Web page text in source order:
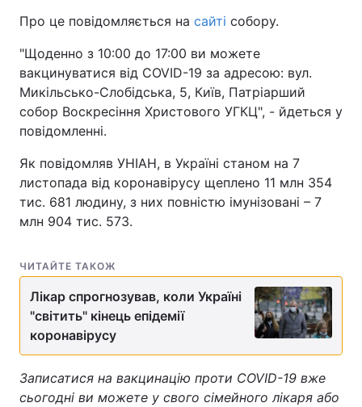
Про це повідомляється на сайті собору.
"Щоденно з 10:00 до 17:00 ви можете
вакцинуватися від COVID-19 за адресою: вул.
Микільсько-Слобідська, 5, Київ, Патріарший
собор Воскресіння Христового УГКЦ", - йдеться у
повідомленні.
Як повідомляв УНІАН, в Україні станом на 7
листопада від коронавірусу щеплено 11 млн 354
тис. 681 людину, з них повністю імунізовані – 7
млн 904 тис. 573.
ЧИТАЙТЕ ТАКОЖ
Лікар спрогнозував, коли Україні
"світить" кінець епідемії
коронавірусу
Записатися на вакцинацію проти COVID-19 вже
сьогодні ви можете у свого сімейного лікаря або